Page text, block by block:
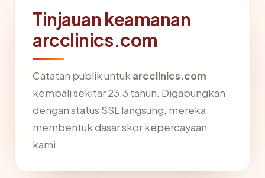
Tinjauan keamanan
arcclinics.com
Catatan publik untuk arcclinics.com
kembali sekitar 23.3 tahun. Digabungkan
dengan status SSL langsung, mereka
membentuk dasar skor kepercayaan
kami.